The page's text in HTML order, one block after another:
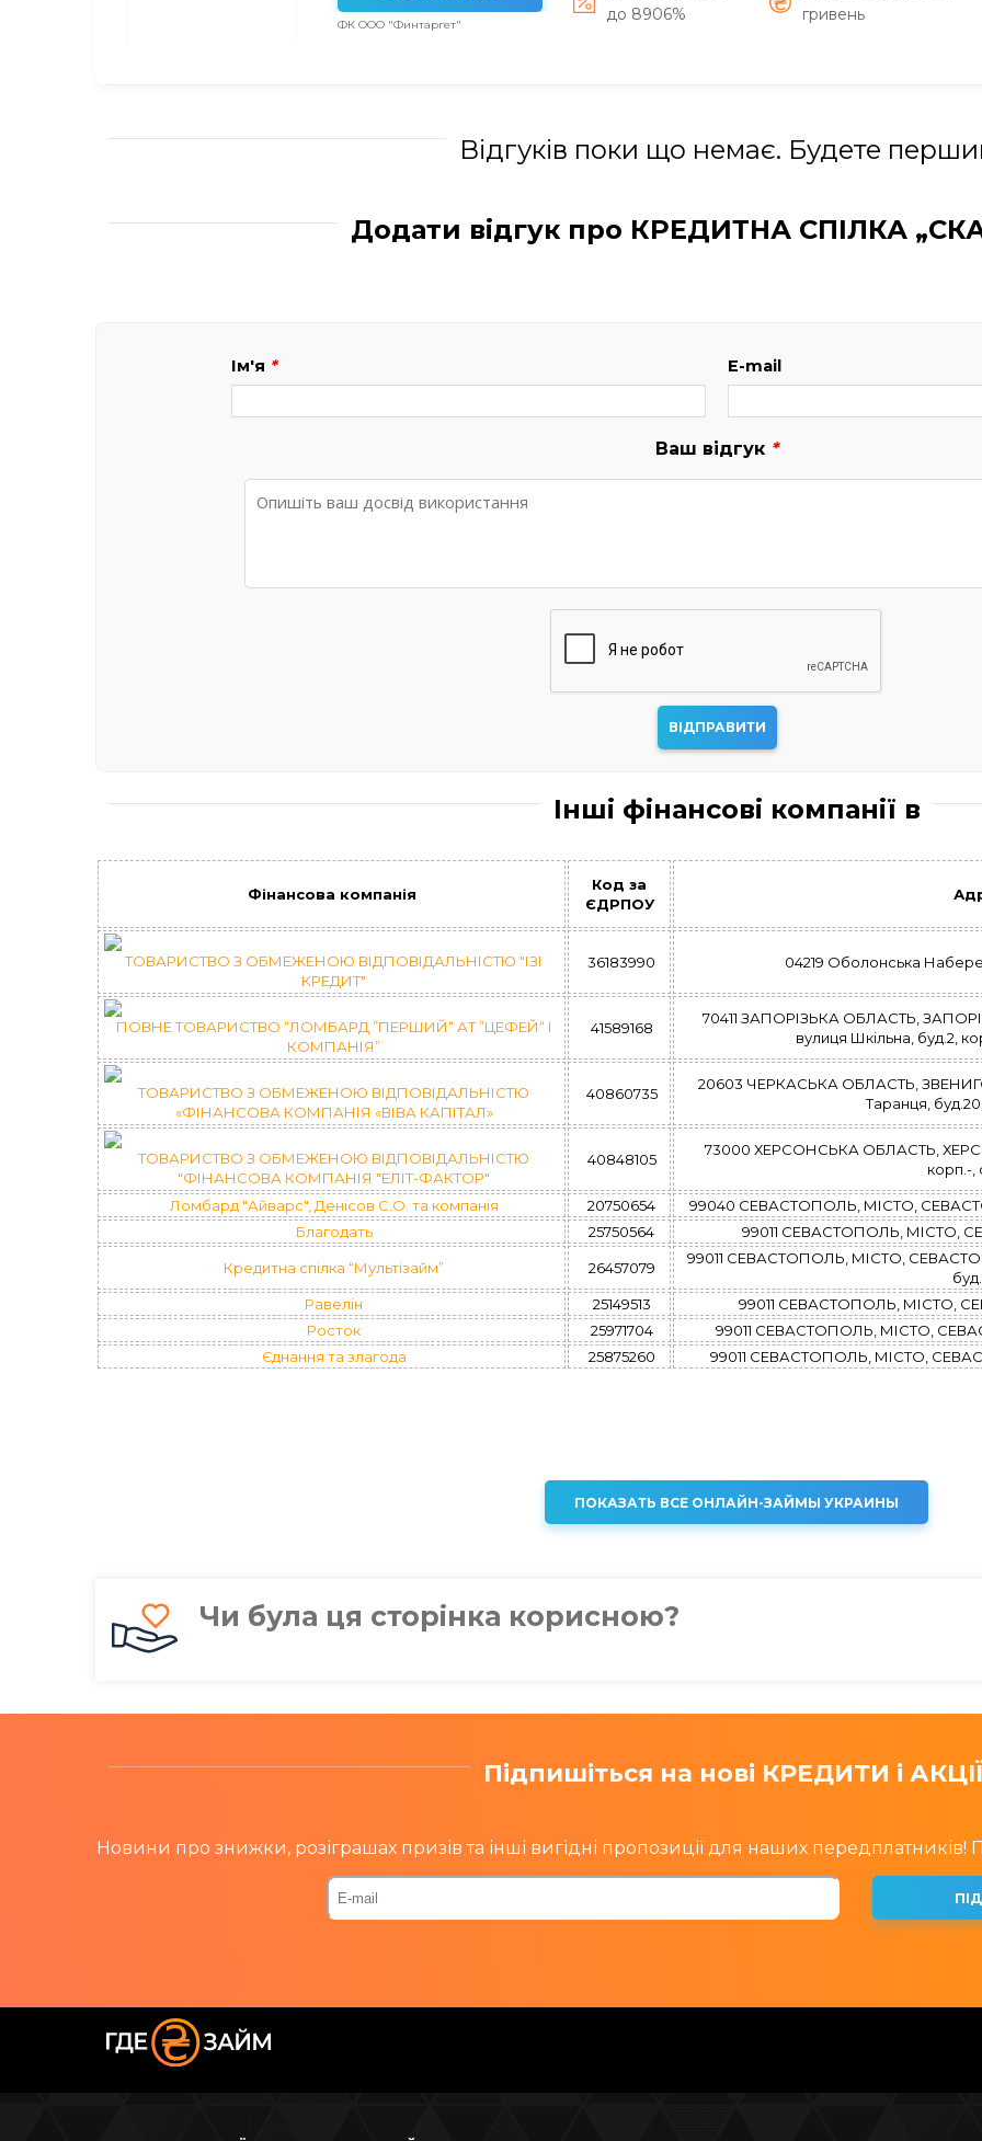
ФК ООО "Финтаргет"
до 8906%
гривень
Відгуків поки що немає. Будете
Додати відгук про КРЕДИТНА СПІЛКА
Ім'я * E-mail
Ваш відгук *
Інші фінансові компанії в
Фінансова компанія
Код за
ЄДРПОУ
ТОВАРИСТВО З ОБМЕЖЕНОЮ ВІДПОВІДАЛЬНІСТЮ "ІЗІ
КРЕДИТ"
36183990 04219 Оболонська
ПОВНЕ ТОВАРИСТВО “ЛОМБАРД ”ПЕРШИЙ“ АТ ”ЦЕФЕЙ“ І
КОМПАНІЯ”
41589168
70411 ЗАПОРІЗЬКА ОБЛАСТЬ,
вулиця Шкільна, буд.2,
ТОВАРИСТВО З ОБМЕЖЕНОЮ ВІДПОВІДАЛЬНІСТЮ
«ФІНАНСОВА КОМПАНІЯ «ВІВА КАПІТАЛ»
40860735
20603 ЧЕРКАСЬКА ОБЛАСТЬ,
Таранця,
ТОВАРИСТВО З ОБМЕЖЕНОЮ ВІДПОВІДАЛЬНІСТЮ
"ФІНАНСОВА КОМПАНІЯ "ЕЛІТ-ФАКТОР"
40848105
73000 ХЕРСОНСЬКА ОБЛАСТЬ,
корп.-,
Ломбард "Айварс", Денісов С.О. та компанія
20750654
99040 СЕВАСТОПОЛЬ, МІСТО,
Благодать
25750564 99011 СЕВАСТОПОЛЬ, МІСТО,
Кредитна спілка “Мультізайм” 26457079
99011 СЕВАСТОПОЛЬ, МІСТО,
Равелін
25149513
99011 СЕВАСТОПОЛЬ, МІСТО,
Росток
25971704
99011 СЕВАСТОПОЛЬ, МІСТО,
Єднання та злагода
25875260 99011 СЕВАСТОПОЛЬ, МІСТО,
ПОКАЗАТЬ ВСЕ ОНЛАЙН-ЗАЙМЫ УКРАИНЫ
Чи була ця сторінка корисною?
Підпишіться на нові КРЕДИТИ і
Новини про знижки, розіграшах призів та інші вигідні пропозиції для наших